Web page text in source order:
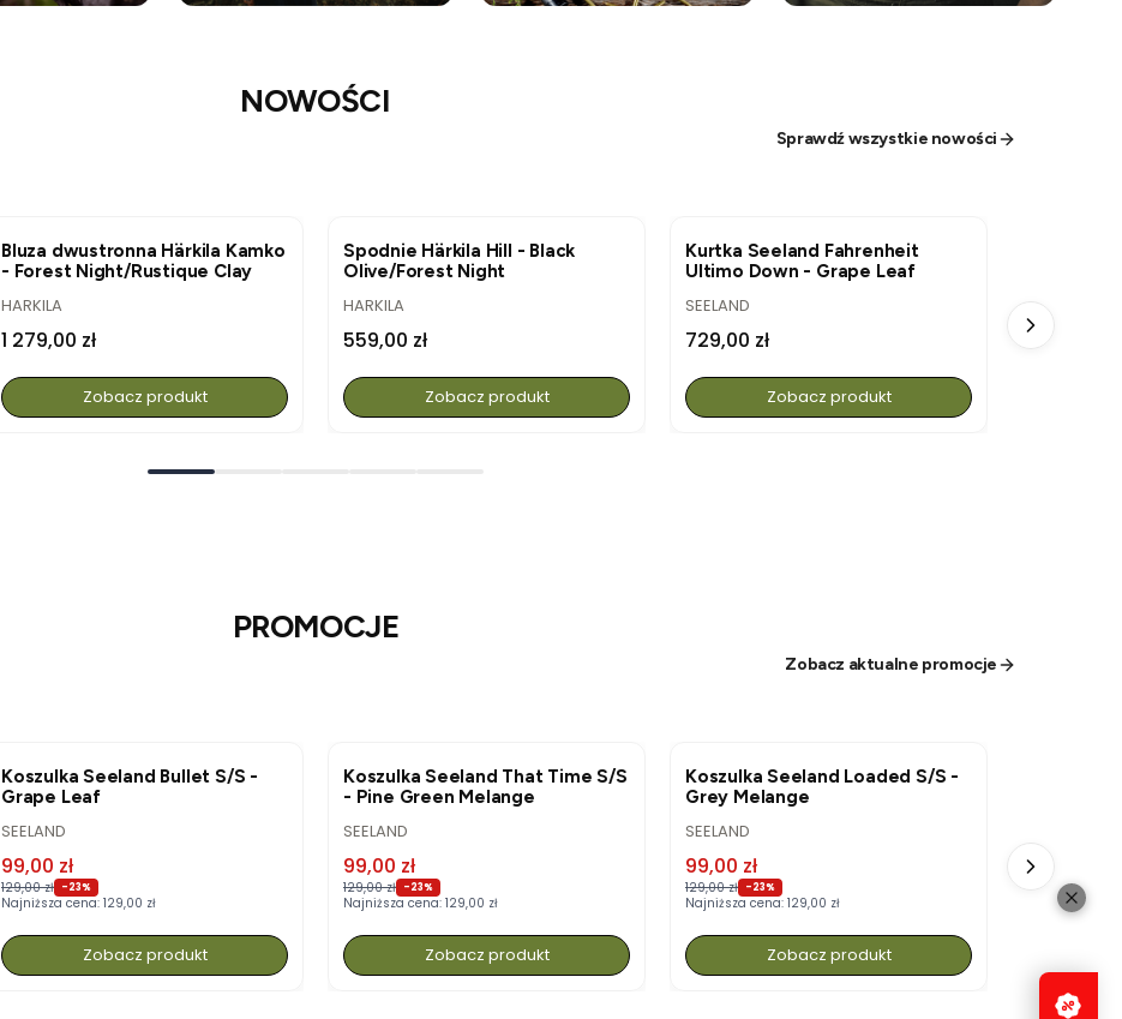
NOWOŚCI
Sprawdź wszystkie nowości
Bluza dwustronna Härkila Kamko
- Forest Night/Rustique Clay
PRODUCENT
HARKILA
Cena
1 279,00 zł
Zobacz produkt
Spodnie Härkila Hill - Black
Olive/Forest Night
PRODUCENT
HARKILA
Cena
559,00 zł
Zobacz produkt
Kurtka Seeland Fahrenheit
Ultimo Down - Grape Leaf
PRODUCENT
SEELAND
Cena
729,00 zł
Zobacz produkt
Cena
369,00 zł
PROMOCJE
Zobacz aktualne promocje
Koszulka Seeland Bullet S/S -
Grape Leaf
PRODUCENT
SEELAND
Cena promocyjna
99,00 zł
129,00 zł -23%
Najniższa cena: 129,00 zł
Zobacz produkt
Koszulka Seeland That Time S/S
- Pine Green Melange
PRODUCENT
SEELAND
Cena promocyjna
99,00 zł
129,00 zł -23%
Najniższa cena: 129,00 zł
Zobacz produkt
Koszulka Seeland Loaded S/S -
Grey Melange
PRODUCENT
SEELAND
Cena promocyjna
99,00 zł
129,00 zł -23%
Najniższa cena: 129,00 zł
Zobacz produkt
Cena
629,00 zł
809,00 zł
Najniższa